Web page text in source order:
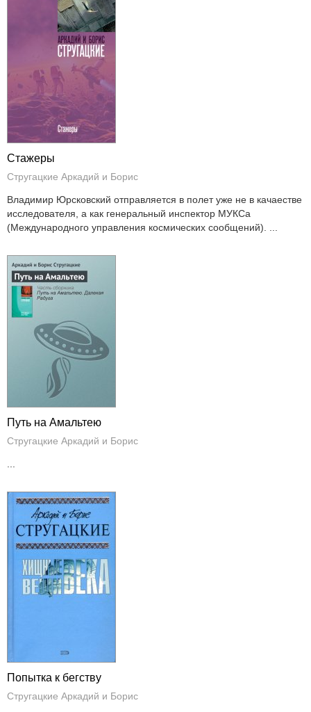
Стажеры
Стругацкие Аркадий и Борис
Владимир Юрсковский отправляется в полет уже не в качаестве
исследователя, а как генеральный инспектор МУКСа
(Международного управления космических сообщений). ...
Путь на Амальтею
Стругацкие Аркадий и Борис
Попытка к бегству
Стругацкие Аркадий и Борис